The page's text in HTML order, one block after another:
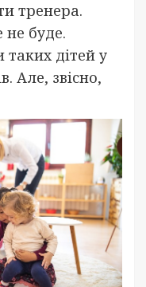
тренера.
не буде.
таких дітей у
Але, звісно,